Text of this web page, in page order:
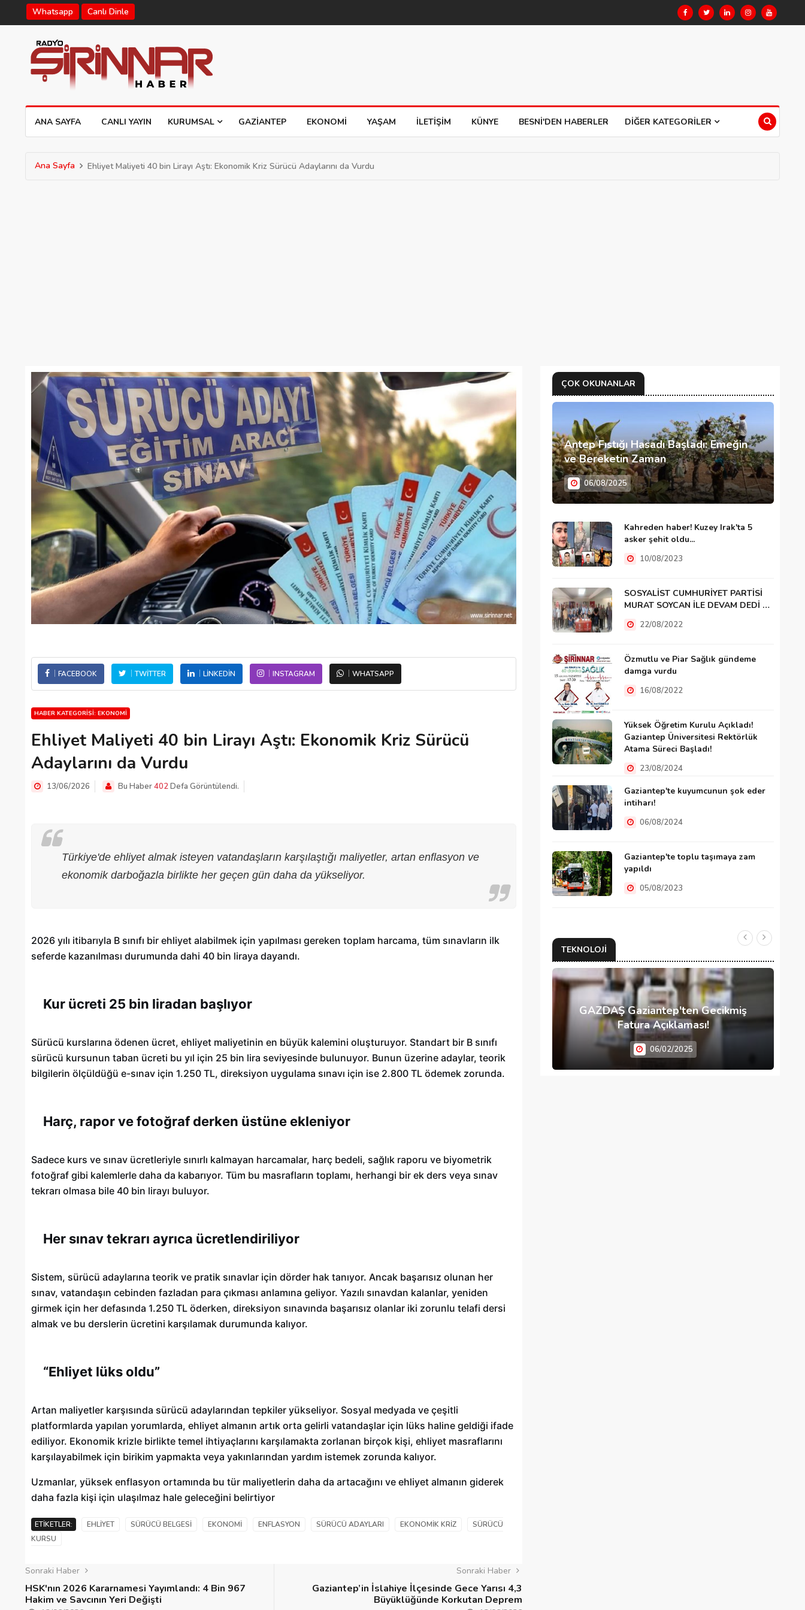
Whatsapp Canlı Dinle
ANA SAYFA CANLI YAYIN KURUMSAL GAZIANTEP EKONOMI YAŞAM İLETIŞIM KÜNYE BESNI'DEN HABERLER DIĞER KATEGORILER
Ana Sayfa Ehliyet Maliyeti 40 bin Lirayı Aştı: Ekonomik Kriz Sürücü Adaylarını da Vurdu
FACEBOOK TWITTER LINKEDIN INSTAGRAM WHATSAPP
HABER KATEGORISI: EKONOMI
Ehliyet Maliyeti 40 bin Lirayı Aştı: Ekonomik Kriz Sürücü
Adaylarını da Vurdu
13/06/2026 Bu Haber402Defa Görüntülendi.
Türkiye'de ehliyet almak isteyen vatandaşların karşılaştığı maliyetler, artan enflasyon ve
ekonomik darboğazla birlikte her geçen gün daha da yükseliyor.
2026 yılı itibarıyla B sınıfı bir ehliyet alabilmek için yapılması gereken toplam harcama, tüm sınavların ilk
seferde kazanılması durumunda dahi 40 bin liraya dayandı.
Kur ücreti 25 bin liradan başlıyor
Sürücü kurslarına ödenen ücret, ehliyet maliyetinin en büyük kalemini oluşturuyor. Standart bir B sınıfı
sürücü kursunun taban ücreti bu yıl için 25 bin lira seviyesinde bulunuyor. Bunun üzerine adaylar, teorik
bilgilerin ölçüldüğü e-sınav için 1.250 TL, direksiyon uygulama sınavı için ise 2.800 TL ödemek zorunda.
Harç, rapor ve fotoğraf derken üstüne ekleniyor
Sadece kurs ve sınav ücretleriyle sınırlı kalmayan harcamalar, harç bedeli, sağlık raporu ve biyometrik
fotoğraf gibi kalemlerle daha da kabarıyor. Tüm bu masrafların toplamı, herhangi bir ek ders veya sınav
tekrarı olmasa bile 40 bin lirayı buluyor.
Her sınav tekrarı ayrıca ücretlendiriliyor
Sistem, sürücü adaylarına teorik ve pratik sınavlar için dörder hak tanıyor. Ancak başarısız olunan her
sınav, vatandaşın cebinden fazladan para çıkması anlamına geliyor. Yazılı sınavdan kalanlar, yeniden
girmek için her defasında 1.250 TL öderken, direksiyon sınavında başarısız olanlar iki zorunlu telafi dersi
almak ve bu derslerin ücretini karşılamak durumunda kalıyor.
“Ehliyet lüks oldu”
Artan maliyetler karşısında sürücü adaylarından tepkiler yükseliyor. Sosyal medyada ve çeşitli
platformlarda yapılan yorumlarda, ehliyet almanın artık orta gelirli vatandaşlar için lüks haline geldiği ifade
ediliyor. Ekonomik krizle birlikte temel ihtiyaçlarını karşılamakta zorlanan birçok kişi, ehliyet masraflarını
karşılayabilmek için birikim yapmakta veya yakınlarından yardım istemek zorunda kalıyor.
Uzmanlar, yüksek enflasyon ortamında bu tür maliyetlerin daha da artacağını ve ehliyet almanın giderek
daha fazla kişi için ulaşılmaz hale geleceğini belirtiyor
ETIKETLER: EHLIYET SÜRÜCÜ BELGESI EKONOMI ENFLASYON SÜRÜCÜ ADAYLARI EKONOMIK KRIZ
SÜRÜCÜ
KURSU
Sonraki Haber
HSK'nın 2026 Kararnamesi Yayımlandı: 4 Bin 967
Hakim ve Savcının Yeri Değişti
Sonraki Haber
Gaziantep’in İslahiye İlçesinde Gece Yarısı 4,3
Büyüklüğünde Korkutan Deprem
ÇOK OKUNANLAR
Antep Fıstığı Hasadı Başladı: Emeğin
ve Bereketin Zaman
06/08/2025
Kahreden haber! Kuzey Irak'ta 5
asker şehit oldu...
10/08/2023
SOSYALİST CUMHURİYET PARTİSİ
MURAT SOYCAN İLE DEVAM DEDİ …
22/08/2022
Özmutlu ve Piar Sağlık gündeme
damga vurdu
16/08/2022
Yüksek Öğretim Kurulu Açıkladı!
Gaziantep Üniversitesi Rektörlük
Atama Süreci Başladı!
23/08/2024
Gaziantep'te kuyumcunun şok eder
intiharı!
06/08/2024
Gaziantep'te toplu taşımaya zam
yapıldı
05/08/2023
TEKNOLOJI
Gaziantep’te Toplu Ulaşım
28/01/2025 18/04/2025
GAZDAŞ Gaziantep'ten Gecikmiş
Fatura Açıklaması!
06/02/2025